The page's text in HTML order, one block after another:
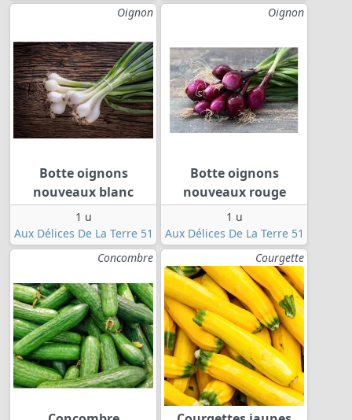
Oignon
Botte oignons
nouveaux blanc
1 u
Aux Délices De La Terre 51
Oignon
Botte oignons
nouveaux rouge
1 u
Aux Délices De La Terre 51
Concombre
Courgette